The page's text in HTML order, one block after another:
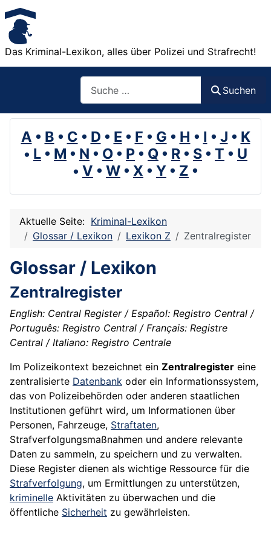
Das Kriminal-Lexikon, alles über Polizei und Strafrecht!
Suchen
A • B • C • D • E • F • G • H • I • J • K
• L • M • N • O • P • Q • R • S • T • U
• V • W • X • Y • Z •
Aktuelle Seite: Kriminal-Lexikon
Glossar / Lexikon
Lexikon Z Zentralregister
Glossar / Lexikon
Zentralregister
English: Central Register / Español: Registro Central /
Português: Registro Central / Français: Registre
Central / Italiano: Registro Centrale
Im Polizeikontext bezeichnet ein Zentralregister eine
zentralisierte Datenbank oder ein Informationssystem,
das von Polizeibehörden oder anderen staatlichen
Institutionen geführt wird, um Informationen über
Personen, Fahrzeuge, Straftaten,
Strafverfolgungsmaßnahmen und andere relevante
Daten zu sammeln, zu speichern und zu verwalten.
Diese Register dienen als wichtige Ressource für die
Strafverfolgung, um Ermittlungen zu unterstützen,
kriminelle Aktivitäten zu überwachen und die
öffentliche Sicherheit zu gewährleisten.